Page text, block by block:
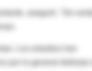
aseguró. "De
Los estudios han
por lo general